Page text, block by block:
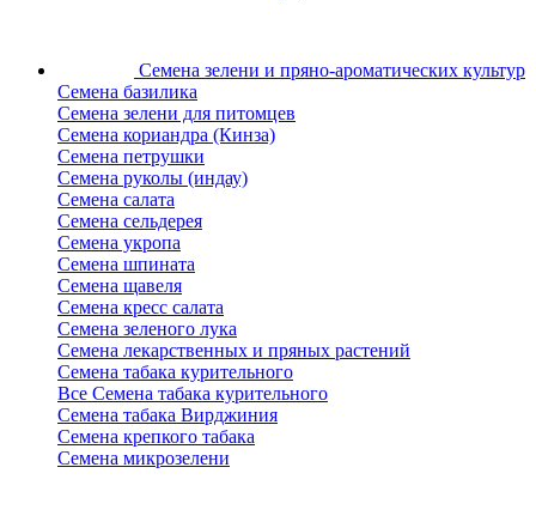
Семена зелени и пряно-ароматических культур
Семена базилика
Семена зелени для питомцев
Семена кориандра (Кинза)
Семена петрушки
Семена руколы (индау)
Семена салата
Семена сельдерея
Семена укропа
Семена шпината
Семена щавеля
Семена кресс салата
Семена зеленого лука
Семена лекарственных и пряных растений
Семена табака курительного
Все Семена табака курительного
Семена табака Вирджиния
Семена крепкого табака
Семена микрозелени